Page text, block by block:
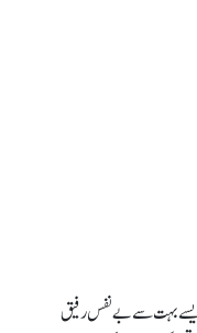
ایسے بہت سے بے نفس رفیق